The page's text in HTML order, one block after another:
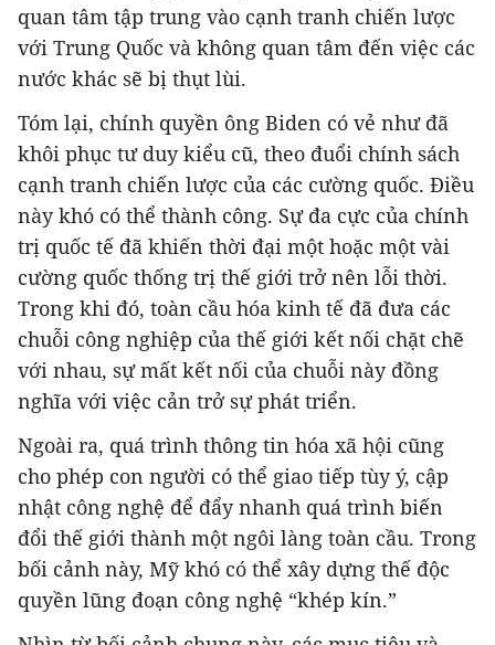
quan tâm tập trung vào cạnh tranh chiến lược
với Trung Quốc và không quan tâm đến việc các
nước khác sẽ bị thụt lùi.
Tóm lại, chính quyền ông Biden có vẻ như đã
khôi phục tư duy kiểu cũ, theo đuổi chính sách
cạnh tranh chiến lược của các cường quốc. Điều
này khó có thể thành công. Sự đa cực của chính
trị quốc tế đã khiến thời đại một hoặc một vài
cường quốc thống trị thế giới trở nên lỗi thời.
Trong khi đó, toàn cầu hóa kinh tế đã đưa các
chuỗi công nghiệp của thế giới kết nối chặt chẽ
với nhau, sự mất kết nối của chuỗi này đồng
nghĩa với việc cản trở sự phát triển.
Ngoài ra, quá trình thông tin hóa xã hội cũng
cho phép con người có thể giao tiếp tùy ý, cập
nhật công nghệ để đẩy nhanh quá trình biến
đổi thế giới thành một ngôi làng toàn cầu. Trong
bối cảnh này, Mỹ khó có thể xây dựng thế độc
quyền lũng đoạn công nghệ “khép kín.”